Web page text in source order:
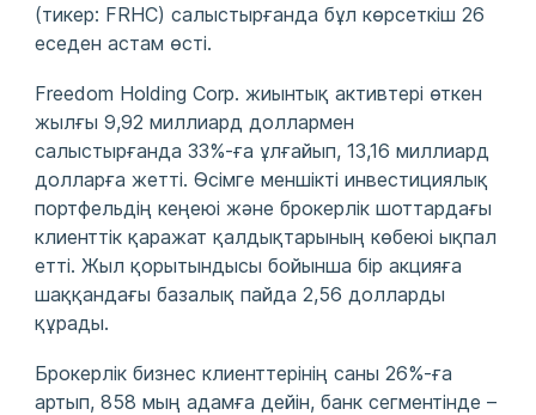
(тикер: FRHC) салыстырғанда бұл көрсеткіш 26
еседен астам өсті.
Freedom Holding Corp. жиынтық активтері өткен
жылғы 9,92 миллиард доллармен
салыстырғанда 33%-ға ұлғайып, 13,16 миллиард
долларға жетті. Өсімге меншікті инвестициялық
портфельдің кеңеюі және брокерлік шоттардағы
клиенттік қаражат қалдықтарының көбеюі ықпал
етті. Жыл қорытындысы бойынша бір акцияға
шаққандағы базалық пайда 2,56 долларды
құрады.
Брокерлік бизнес клиенттерінің саны 26%-ға
артып, 858 мың адамға дейін, банк сегментінде –